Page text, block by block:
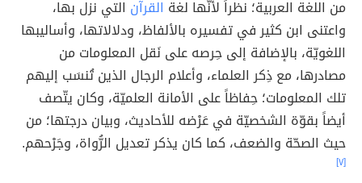
من اللغة العربية؛ نظراً لأنّها لغة القرآن التي نزل بها،
واعتنى ابن كثير في تفسيره بالألفاظ، ودلالاتها، وأساليبها
اللغويّة، بالإضافة إلى حِرصه على نَقل المعلومات من
مصادرها، مع ذِكر العلماء، وأعلام الرجال الذين تُنسَب إليهم
تلك المعلومات؛ حِفاظاً على الأمانة العلميّة، وكان يتّصف
أيضاً بقوّة الشخصيّة في عَرْضه للأحاديث، وبيان درجتها؛ من
حيث الصحّة والضعف، كما كان يذكر تعديل الرُّواة، وجَرْحهم.
[٧]